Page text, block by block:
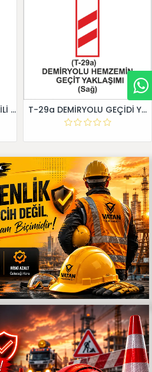
SOLAR LED'Lİ GÜNEŞ ENERJİLİ LEVHA T-29a DEMİRYOLU GEÇİDİ YAKLAŞIM LEVHALARI (Sağ)